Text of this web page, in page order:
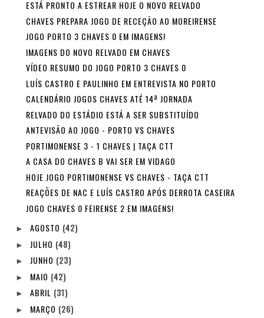
ESTÁ PRONTO A ESTREAR HOJE O NOVO RELVADO
CHAVES PREPARA JOGO DE RECEÇÃO AO MOREIRENSE
JOGO PORTO 3 CHAVES 0 EM IMAGENS!
IMAGENS DO NOVO RELVADO EM CHAVES
VÍDEO RESUMO DO JOGO PORTO 3 CHAVES 0
LUÍS CASTRO E PAULINHO EM ENTREVISTA NO PORTO
CALENDÁRIO JOGOS CHAVES ATÉ 14ª JORNADA
RELVADO DO ESTÁDIO ESTÁ A SER SUBSTITUÍDO
ANTEVISÃO AO JOGO - PORTO VS CHAVES
PORTIMONENSE 3 - 1 CHAVES | TAÇA CTT
A CASA DO CHAVES B VAI SER EM VIDAGO
HOJE JOGO PORTIMONENSE VS CHAVES - TAÇA CTT
REAÇÕES DE NAC E LUÍS CASTRO APÓS DERROTA CASEIRA
JOGO CHAVES 0 FEIRENSE 2 EM IMAGENS!
► AGOSTO (42)
► JULHO (48)
► JUNHO (23)
► MAIO (42)
► ABRIL (31)
► MARÇO (26)